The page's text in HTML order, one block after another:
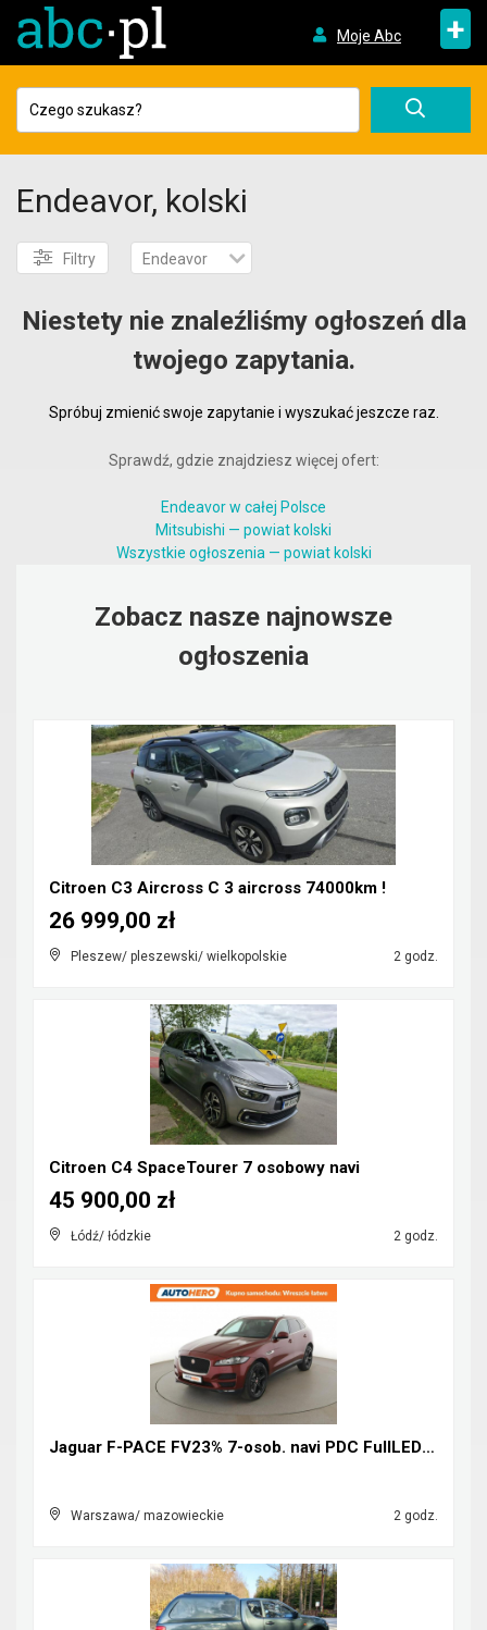
Moje Abc +
Endeavor, kolski
Filtry Endeavor
Niestety nie znaleźliśmy ogłoszeń dla
twojego zapytania.
Spróbuj zmienić swoje zapytanie i wyszukać jeszcze raz.
Sprawdź, gdzie znajdziesz więcej ofert:
Endeavor w całej Polsce
Mitsubishi — powiat kolski
Wszystkie ogłoszenia — powiat kolski
Zobacz nasze najnowsze
ogłoszenia
Citroen C3 Aircross C 3 aircross 74000km !
Pleszew/ pleszewski/ wielkopolskie 2 godz.
26 999,00 zł
Citroen C4 SpaceTourer 7 osobowy navi
Łódź/ łódzkie 2 godz.
45 900,00 zł
Jaguar F-PACE FV23% 7-osob. navi PDC FullLED tempo...
Warszawa/ mazowieckie 2 godz.